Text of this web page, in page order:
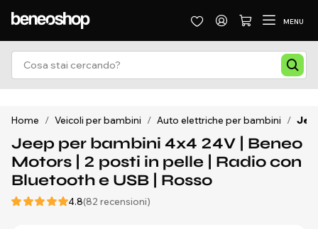
MENU
Home / Veicoli per bambini / Auto elettriche per bambini /
Jeep per bambini 4x4 24V | Beneo
Motors | 2 posti in pelle | Radio con
Bluetooth e USB | Rosso
4.8(82 recensioni)